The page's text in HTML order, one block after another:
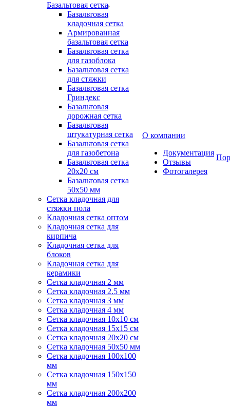
Базальтовая сетка
Базальтовая
кладочная сетка
Армированная
базальтовая сетка
Базальтовая сетка
для газоблока
Базальтовая сетка
для стяжки
Базальтовая сетка
Гриндекс
Базальтовая
дорожная сетка
Базальтовая
штукатурная сетка
Базальтовая сетка
для газобетона
Базальтовая сетка
20x20 см
Базальтовая сетка
50x50 мм
Сетка кладочная для
стяжки пола
Кладочная сетка оптом
Кладочная сетка для
кирпича
Кладочная сетка для
блоков
Кладочная сетка для
керамики
Сетка кладочная 2 мм
Сетка кладочная 2.5 мм
Сетка кладочная 3 мм
Сетка кладочная 4 мм
Сетка кладочная 10x10 см
Сетка кладочная 15x15 см
Сетка кладочная 20x20 см
Сетка кладочная 50x50 мм
Сетка кладочная 100x100
мм
Сетка кладочная 150x150
мм
Сетка кладочная 200x200
мм
О компании
Документация
Отзывы
Фотогалерея